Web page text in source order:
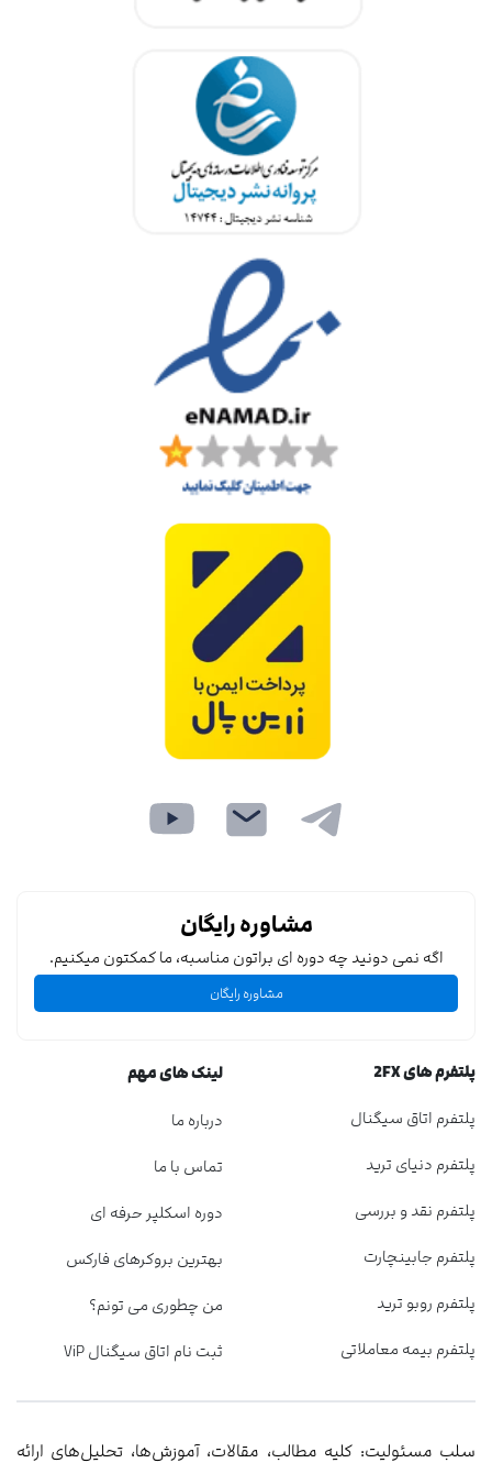
مشاوره رایگان
اگه نمی دونید چه دوره ای براتون مناسبه، ما کمکتون میکنیم.
مشاوره رایگان
پلتفرم های 2FX
پلتفرم اتاق سیگنال
پلتفرم دنیای ترید
پلتفرم نقد و بررسی
پلتفرم جابینچارت
پلتفرم روبو ترید
پلتفرم بیمه معاملاتی
لینک های مهم
درباره ما
تماس با ما
دوره اسکلپر حرفه ای
بهترین بروکرهای فارکس
من چطوری می تونم؟
ثبت نام اتاق سیگنال ViP
سلب مسئولیت: کلیه مطالب، مقالات، آموزش‌ها، تحلیل‌های ارائه